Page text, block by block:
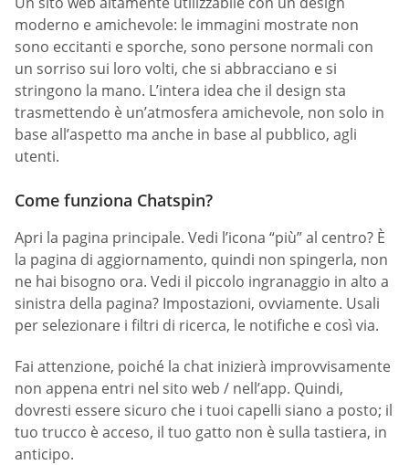
moderno e amichevole: le immagini mostrate non
sono eccitanti e sporche, sono persone normali con
un sorriso sui loro volti, che si abbracciano e si
stringono la mano. L’intera idea che il design sta
trasmettendo è un’atmosfera amichevole, non solo in
base all’aspetto ma anche in base al pubblico, agli
utenti.
Come funziona Chatspin?
Apri la pagina principale. Vedi l’icona “più” al centro? È
la pagina di aggiornamento, quindi non spingerla, non
ne hai bisogno ora. Vedi il piccolo ingranaggio in alto a
sinistra della pagina? Impostazioni, ovviamente. Usali
per selezionare i filtri di ricerca, le notifiche e così via.
Fai attenzione, poiché la chat inizierà improvvisamente
non appena entri nel sito web / nell’app. Quindi,
dovresti essere sicuro che i tuoi capelli siano a posto; il
tuo trucco è acceso, il tuo gatto non è sulla tastiera, in
anticipo.